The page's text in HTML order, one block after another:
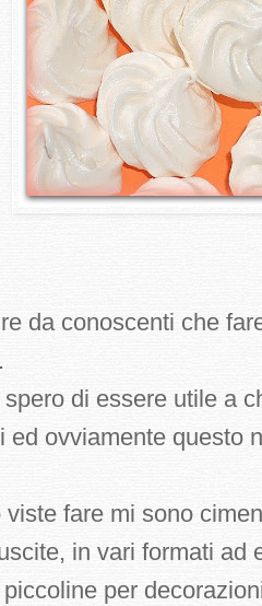
da conoscenti che
di essere utile a
ed ovviamente questo
viste fare mi sono
in vari formati ad
per